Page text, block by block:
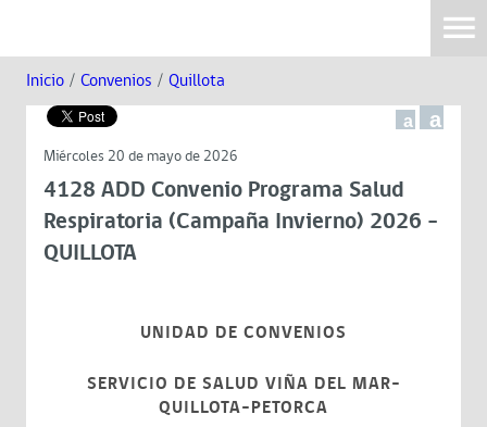
Inicio / Convenios / Quillota
a a
Miércoles 20 de mayo de 2026
4128 ADD Convenio Programa Salud
Respiratoria (Campaña Invierno) 2026 -
QUILLOTA
UNIDAD DE CONVENIOS
SERVICIO DE SALUD VIÑA DEL MAR-
QUILLOTA-PETORCA